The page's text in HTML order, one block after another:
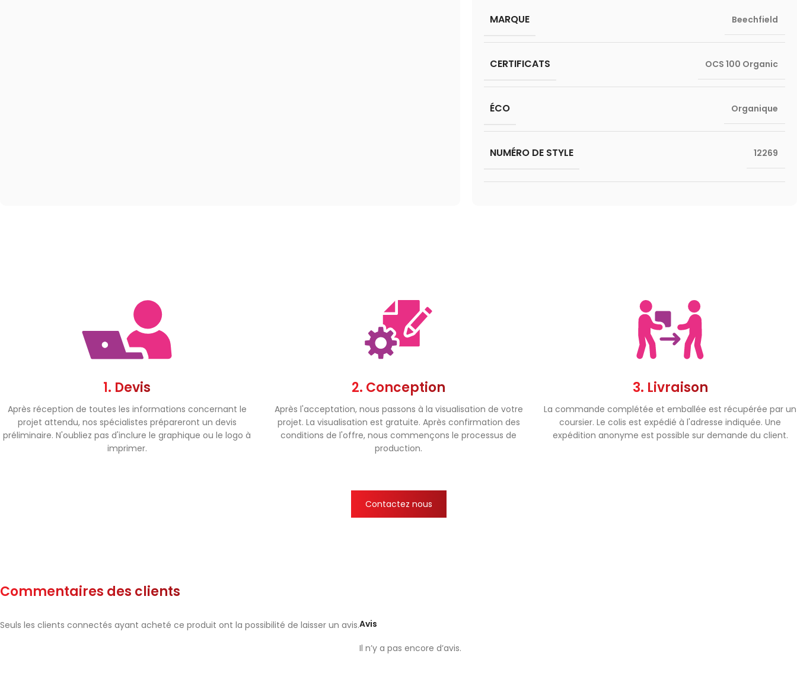
MARQUE Beechfield
CERTIFICATS OCS 100 Organic
ÉCO Organique
NUMÉRO DE STYLE 12269
1. Devis
Après réception de toutes les informations concernant le
projet attendu, nos spécialistes prépareront un devis
préliminaire. N'oubliez pas d'inclure le graphique ou le logo à
imprimer.
2. Conception
Après l'acceptation, nous passons à la visualisation de votre
projet. La visualisation est gratuite. Après confirmation des
conditions de l'offre, nous commençons le processus de
production.
3. Livraison
La commande complétée et emballée est récupérée par un
coursier. Le colis est expédié à l'adresse indiquée. Une
expédition anonyme est possible sur demande du client.
Contactez nous
Commentaires des clients
Avis
Il n’y a pas encore d’avis.
Seuls les clients connectés ayant acheté ce produit ont la possibilité de laisser un avis.